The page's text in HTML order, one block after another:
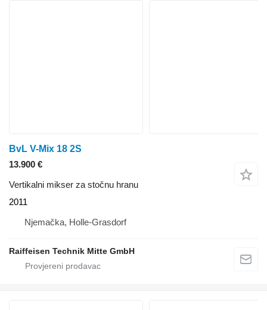
BvL V-Mix 18 2S
13.900 €
Vertikalni mikser za stočnu hranu
2011
Njemačka, Holle-Grasdorf
Raiffeisen Technik Mitte GmbH